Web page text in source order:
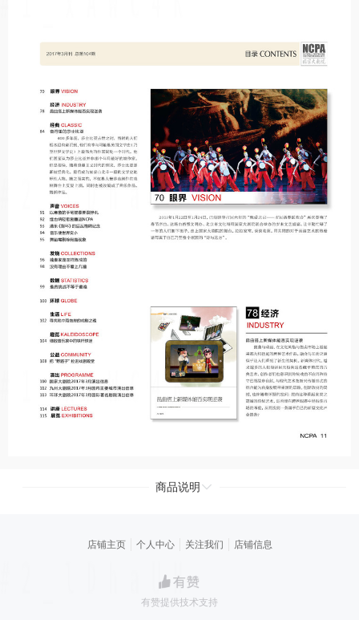
商品说明
店铺主页 个人中心 关注我们 店铺信息
有赞提供技术支持